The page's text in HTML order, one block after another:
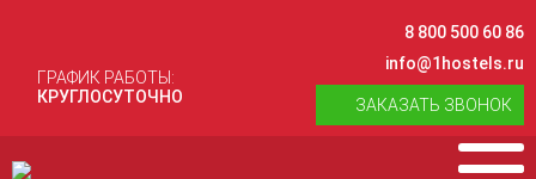
ГРАФИК РАБОТЫ:
КРУГЛОСУТОЧНО
8 800 500 60 86
info@1hostels.ru
ЗАКАЗАТЬ ЗВОНОК